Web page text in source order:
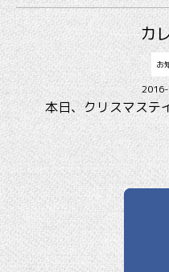
カ
お
本日、クリスマステ